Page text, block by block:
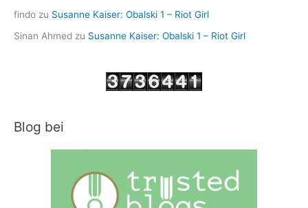
findo zu Susanne Kaiser: Obalski 1 – Riot Girl
Sinan Ahmed zu Susanne Kaiser: Obalski 1 – Riot Girl
Blog bei